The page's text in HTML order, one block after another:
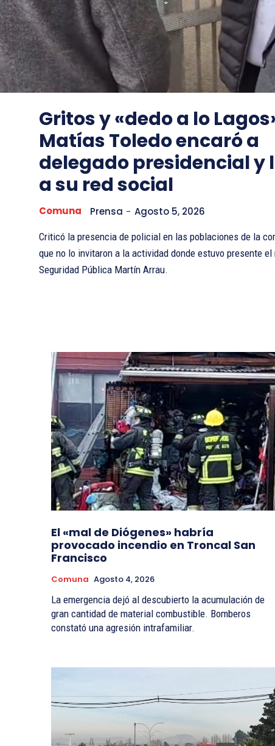
Gritos y «dedo a lo
Matías Toledo encaró a
delegado presidencial y
a su red social
Comuna Prensa - Agosto 5, 2026
Criticó la presencia de policial en las poblaciones de la
que no lo invitaron a la actividad donde estuvo presente
Seguridad Pública Martín Arrau.
El «mal de Diógenes» habría
provocado incendio en Troncal San
Francisco
Comuna Agosto 4, 2026
La emergencia dejó al descubierto la acumulación de
gran cantidad de material combustible. Bomberos
constató una agresión intrafamiliar.